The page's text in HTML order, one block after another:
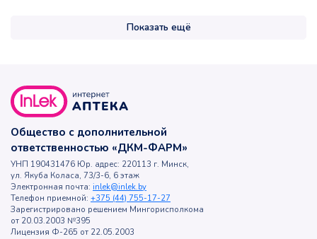
Показать ещё
Общество с дополнительной
ответственностью «ДКМ-ФАРМ»
УНП 190431476 Юр. адрес: 220113 г. Минск,
ул. Якуба Коласа, 73/3-6, 6 этаж
Электронная почта: inlek@inlek.by
Телефон приемной: +375 (44) 755-17-27
Зарегистрировано решением Мингорисполкома
от 20.03.2003 №395
Лицензия Ф-265 от 22.05.2003